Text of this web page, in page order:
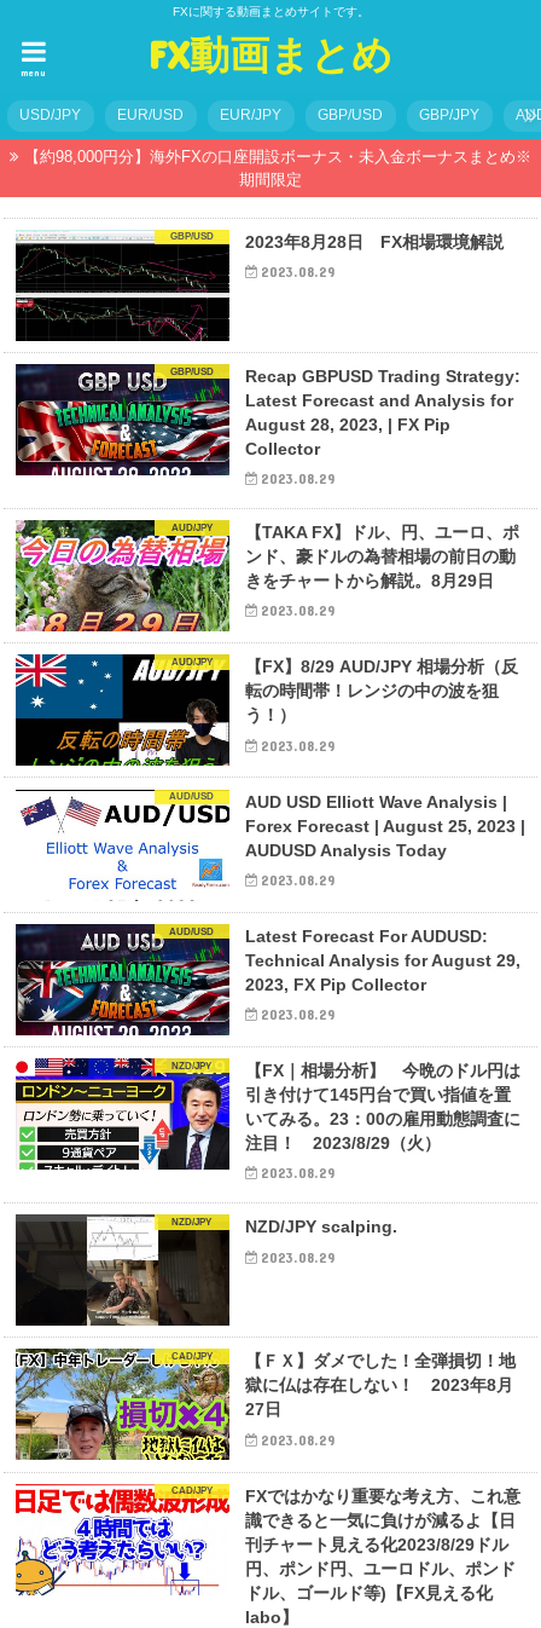
FXに関する動画まとめサイトです。
FX動画まとめ
menu
USD/JPY EUR/USD EUR/JPY GBP/USD GBP/JPY
【約98,000円分】海外FXの口座開設ボーナス・未入金ボーナスまとめ※
期間限定
GBP/USD 2023年8月28日 FX相場環境解説
2023.08.29
GBP/USD
Recap GBPUSD Trading Strategy:
Latest Forecast and Analysis for
August 28, 2023, | FX Pip
Collector
2023.08.29
AUD/JPY
【TAKA FX】ドル、円、ユーロ、ポ
ンド、豪ドルの為替相場の前日の動
きをチャートから解説。8月29日
2023.08.29
AUD/JPY
【FX】8/29 AUD/JPY 相場分析（反
転の時間帯！レンジの中の波を狙
う！）
2023.08.29
AUD/USD
AUD USD Elliott Wave Analysis |
Forex Forecast | August 25, 2023 |
AUDUSD Analysis Today
2023.08.29
AUD/USD
Latest Forecast For AUDUSD:
Technical Analysis for August 29,
2023, FX Pip Collector
2023.08.29
NZD/JPY
【FX｜相場分析】 今晩のドル円は
引き付けて145円台で買い指値を置
いてみる。23：00の雇用動態調査に
注目！ 2023/8/29（火）
2023.08.29
NZD/JPY NZD/JPY scalping.
2023.08.29
CAD/JPY
【ＦＸ】ダメでした！全弾損切！地
獄に仏は存在しない！ 2023年8月
27日
2023.08.29
CAD/JPY
FXではかなり重要な考え方、これ意
識できると一気に負けが減るよ【日
刊チャート見える化2023/8/29ドル
円、ポンド円、ユーロドル、ポンド
ドル、ゴールド等)【FX見える化
labo】